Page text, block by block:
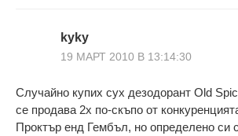
kyky
19 МАРТ 2010 В 13:14:30
Случайно купих сух дезодорант Old
се продава 2х по-скъпо от
Проктър енд Гембъл, но определено си